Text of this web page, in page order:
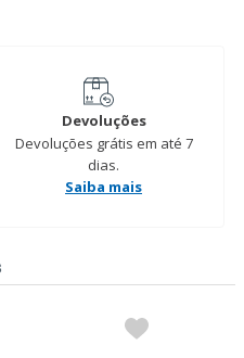
Devoluções
Devoluções grátis em até 7
dias.
Saiba mais